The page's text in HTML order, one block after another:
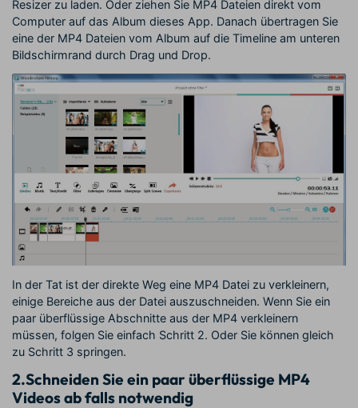
Resizer zu laden. Oder ziehen Sie MP4 Dateien direkt vom
Computer auf das Album dieses App. Danach übertragen Sie
eine der MP4 Dateien vom Album auf die Timeline am unteren
Bildschirmrand durch Drag und Drop.
In der Tat ist der direkte Weg eine MP4 Datei zu verkleinern,
einige Bereiche aus der Datei auszuschneiden. Wenn Sie ein
paar überflüssige Abschnitte aus der MP4 verkleinern
müssen, folgen Sie einfach Schritt 2. Oder Sie können gleich
zu Schritt 3 springen.
2.Schneiden Sie ein paar überflüssige MP4
Videos ab falls notwendig